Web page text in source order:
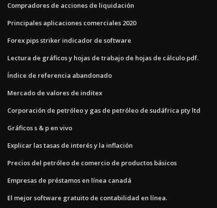
Compradores de acciones de liquidación
Principales aplicaciones comerciales 2020
Forex pips striker indicador de software
Lectura de gráficos y hojas de trabajo de hojas de cálculo pdf.
Índice de referencia abandonado
Mercado de valores de inditex
Corporación de petróleo y gas de petróleo de sudáfrica pty ltd
Gráficos s & p en vivo
Explicar las tasas de interés y la inflación
Precios del petróleo de comercio de productos básicos
Empresas de préstamos en línea canadá
El mejor software gratuito de contabilidad en línea.